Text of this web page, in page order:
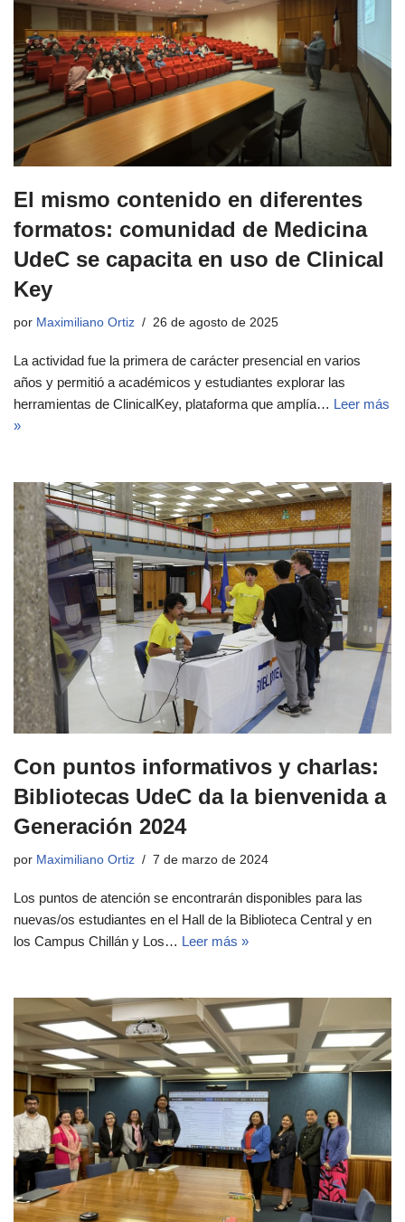
El mismo contenido en diferentes
formatos: comunidad de Medicina
UdeC se capacita en uso de Clinical
Key
por Maximiliano Ortiz 26 de agosto de 2025
La actividad fue la primera de carácter presencial en varios
años y permitió a académicos y estudiantes explorar las
herramientas de ClinicalKey, plataforma que amplía… Leer más
»
Con puntos informativos y charlas:
Bibliotecas UdeC da la bienvenida a
Generación 2024
por Maximiliano Ortiz 7 de marzo de 2024
Los puntos de atención se encontrarán disponibles para las
nuevas/os estudiantes en el Hall de la Biblioteca Central y en
los Campus Chillán y Los… Leer más »